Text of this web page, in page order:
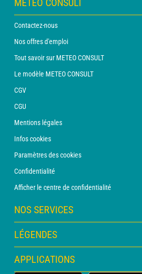
METEO CONSULT
Contactez-nous
Nos offres d'emploi
Tout savoir sur METEO CONSULT
Le modèle METEO CONSULT
CGV
CGU
Mentions légales
Infos cookies
Paramètres des cookies
Confidentialité
Afficher le centre de confidentialité
NOS SERVICES
Abonnement METEO Xpert
Abonnement METEO PRO
Consultation avec un prévisionniste
LÉGENDES
Légende des cartes
APPLICATIONS